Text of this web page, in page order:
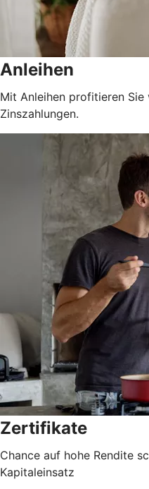
Anleihen
Mit Anleihen profitieren Sie
Zinszahlungen.
Zertifikate
Chance auf hohe Rendite
Kapitaleinsatz